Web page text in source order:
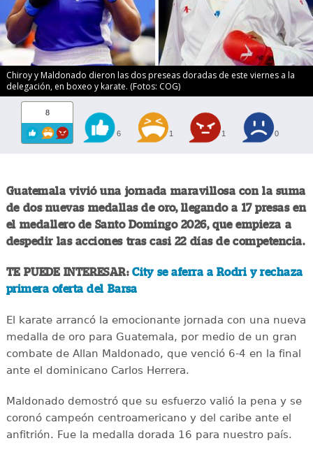
Chiroy y Maldonado dieron las dos preseas doradas de este viernes a la
delegación, en boxeo y karate. (Fotos: COG)
8
6 1 1 0
Guatemala vivió una jornada maravillosa con la suma
de dos nuevas medallas de oro, llegando a 17 presas en
el medallero de Santo Domingo 2026, que empieza a
despedir las acciones tras casi 22 días de competencia.
TE PUEDE INTERESAR:City se aferra a Rodri y rechaza
primera oferta del Barsa
El karate arrancó la emocionante jornada con una nueva
medalla de oro para Guatemala, por medio de un gran
combate de Allan Maldonado, que venció 6-4 en la final
ante el dominicano Carlos Herrera.
Maldonado demostró que su esfuerzo valió la pena y se
coronó campeón centroamericano y del caribe ante el
anfitrión. Fue la medalla dorada 16 para nuestro país.